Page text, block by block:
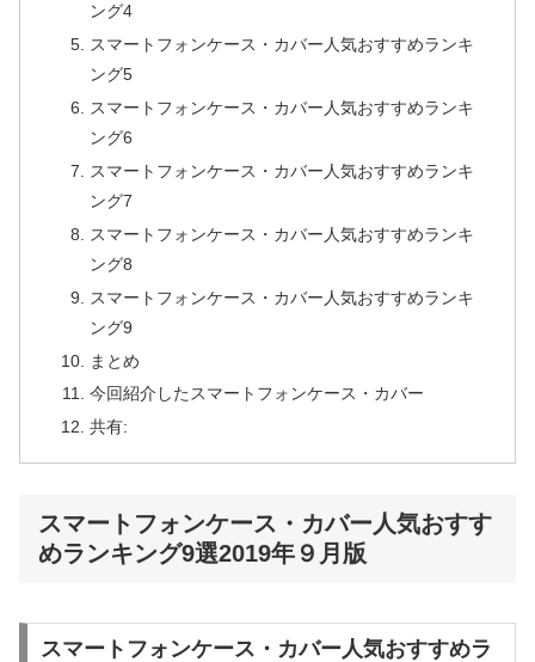
ング4
スマートフォンケース・カバー人気おすすめランキ
ング5
スマートフォンケース・カバー人気おすすめランキ
ング6
スマートフォンケース・カバー人気おすすめランキ
ング7
スマートフォンケース・カバー人気おすすめランキ
ング8
スマートフォンケース・カバー人気おすすめランキ
ング9
まとめ
今回紹介したスマートフォンケース・カバー
共有:
スマートフォンケース・カバー人気おすす
めランキング9選2019年９月版
スマートフォンケース・カバー人気おすすめラ